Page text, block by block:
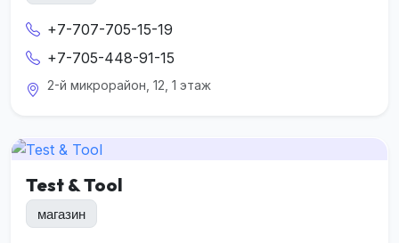
+7-707-705-15-19
+7-705-448-91-15
2-й микрорайон, 12, 1 этаж
Test & Tool
магазин